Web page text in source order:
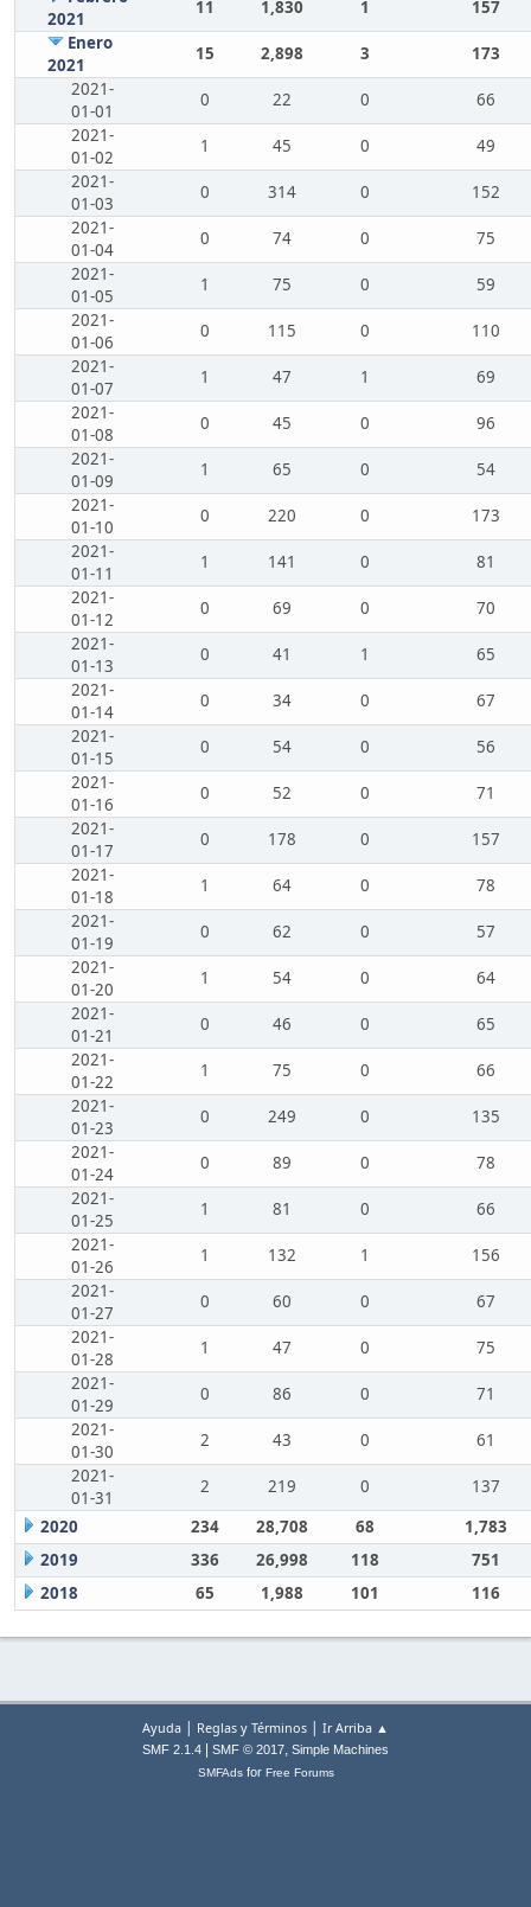
2021
11 1,830 1
157
Enero
2021
15 2,898 3
173
2021-
01-01
0 22 0
66
2021-
01-02
1 45 0
49
2021-
01-03
0 314 0
152
2021-
01-04
0 74 0
75
2021-
01-05
1 75 0
59
2021-
01-06
0 115 0
110
2021-
01-07
1 47 1
69
2021-
01-08
0 45 0
96
2021-
01-09
1 65 0
54
2021-
01-10
0 220 0
173
2021-
01-11
1 141 0
81
2021-
01-12
0 69 0
70
2021-
01-13
0 41 1
65
2021-
01-14
0 34 0
67
2021-
01-15
0 54 0
56
2021-
01-16
0 52 0
71
2021-
01-17
0 178 0
157
2021-
01-18
1 64 0
78
2021-
01-19
0 62 0
57
2021-
01-20
1 54 0
64
2021-
01-21
0 46 0
65
2021-
01-22
1 75 0
66
2021-
01-23
0 249 0
135
2021-
01-24
0 89 0
78
2021-
01-25
1 81 0
66
2021-
01-26
1 132 1
156
2021-
01-27
0 60 0
67
2021-
01-28
1 47 0
75
2021-
01-29
0 86 0
71
2021-
01-30
2 43 0
61
2021-
01-31
2 219 0
137
2020
234 28,708 68
1,783
2019
336 26,998 118
751
2018
65 1,988 101 116
Ayuda | Reglas y Términos | Ir Arriba ▲
SMF 2.1.4 SMF © 2017, Simple Machines
SMFAdsfor Free Forums